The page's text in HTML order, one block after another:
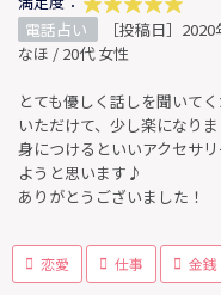
電話占い
［投稿日］
なほ / 20代 女性
とても優しく話しを聞いて
いただけて、少し楽になりま
身につけるといいアクセサ
ようと思います♪
ありがとうございました！
恋愛 仕事 金銭